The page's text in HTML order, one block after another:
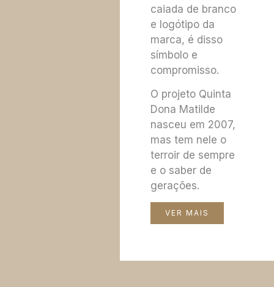
caiada de branco
e logótipo da
marca, é disso
símbolo e
compromisso.
O projeto Quinta
Dona Matilde
nasceu em 2007,
mas tem nele o
terroir de sempre
e o saber de
gerações.
VER MAIS